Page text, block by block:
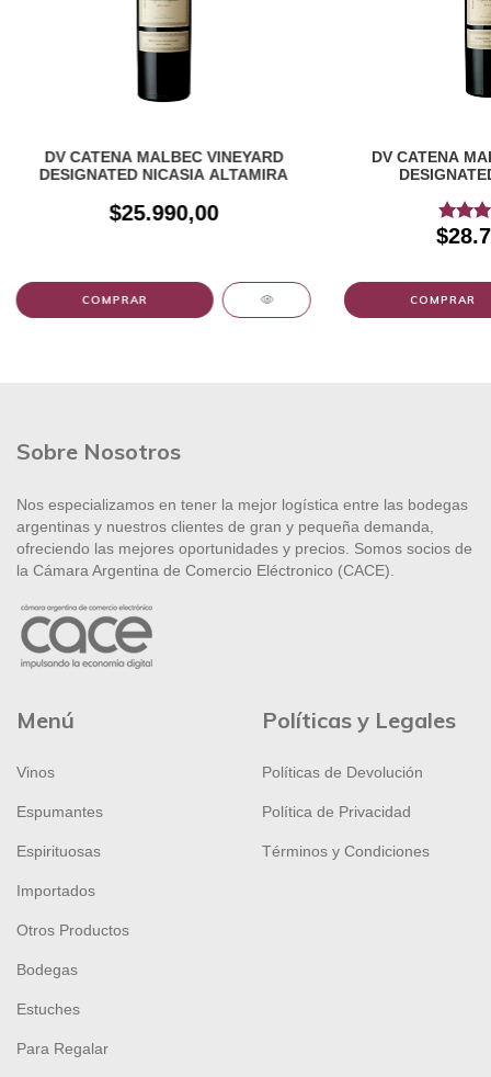
DV CATENA MALBEC VINEYARD
DESIGNATED NICASIA ALTAMIRA
$25.990,00
DV CATENA
Sobre Nosotros
Nos especializamos en tener la mejor logística entre las bodegas
argentinas y nuestros clientes de gran y pequeña demanda,
ofreciendo las mejores oportunidades y precios. Somos socios de
la Cámara Argentina de Comercio Eléctronico (CACE).
Menú
Vinos
Espumantes
Espirituosas
Importados
Otros Productos
Bodegas
Estuches
Para Regalar
Políticas y Legales
Políticas de Devolución
Política de Privacidad
Términos y Condiciones